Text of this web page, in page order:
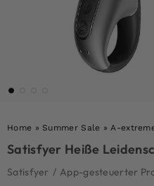
Home »Summer Sale » A-
Satisfyer Heiße
Satisfyer / App-gesteuerter